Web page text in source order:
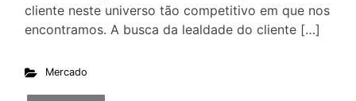
cliente neste universo tão competitivo em que nos
encontramos. A busca da lealdade do cliente […]
Mercado